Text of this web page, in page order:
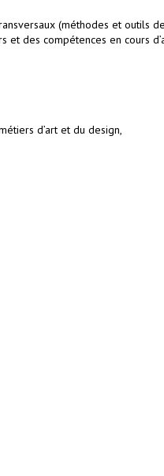
(méthodes et outils
des compétences en cours
d’art et du design,